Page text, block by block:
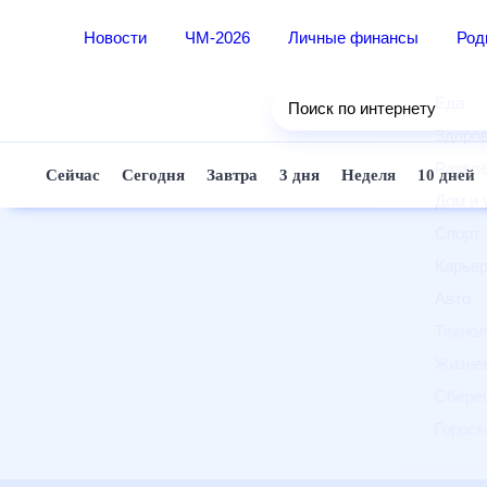
Новости ЧМ-2026 Личные финансы
Поиск по интернету
Сейчас Сегодня Завтра 3 дня Неделя 10